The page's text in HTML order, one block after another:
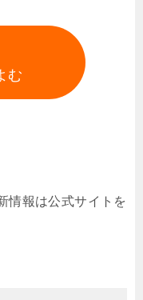
む
情報は公式サイトを